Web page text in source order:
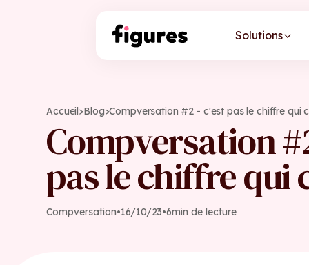
Solutions
Accueil>Blog>Compversation #2 - c'est pas le chiffre qui
Compversation
pas le chiffre qui
Compversation•16/10/23•6min de lecture